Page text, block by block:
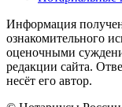
Информация
ознакомительного
оценочными
редакции сайта.
несёт его автор.